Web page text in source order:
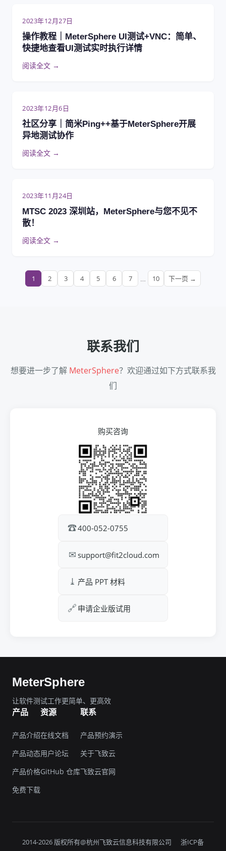
2023年12月27日
操作教程｜MeterSphere UI测试+VNC：简单、
快捷地查看UI测试实时执行详情
阅读全文 →
2023年12月6日
社区分享｜简米Ping++基于MeterSphere开展
异地测试协作
阅读全文 →
2023年11月24日
MTSC 2023 深圳站，MeterSphere与您不见不
散！
阅读全文 →
1 2 3 4 5 6 7 … 10 下一页 →
联系我们
想要进一步了解 MeterSphere？欢迎通过如下方式联系我
们
购买咨询
☎400-052-0755
✉ support@fit2cloud.com
⤓ 产品 PPT 材料
🔗 申请企业版试用
MeterSphere
让软件测试工作更简单、更高效
产品
产品介绍
产品动态
产品价格
免费下载
资源
在线文档
用户论坛
GitHub 仓库
联系
产品预约演示
关于飞致云
飞致云官网
2014-2026 版权所有@杭州飞致云信息科技有限公司 浙ICP备